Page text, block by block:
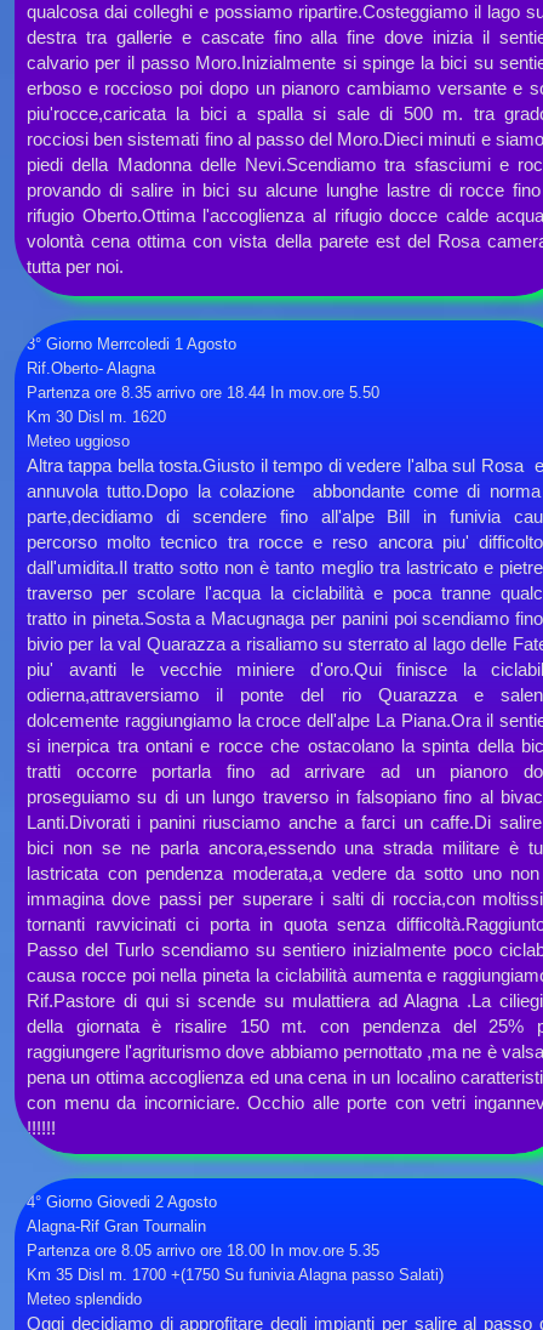
qualcosa dai colleghi e possiamo ripartire.Costeggiamo il lago
destra tra gallerie e cascate fino alla fine dove inizia il
calvario per il passo Moro.Inizialmente si spinge la bici su
erboso e roccioso poi dopo un pianoro cambiamo versante e
piu'rocce,caricata la bici a spalla si sale di 500 m. tra
rocciosi ben sistemati fino al passo del Moro.Dieci minuti e
piedi della Madonna delle Nevi.Scendiamo tra sfasciumi e
provando di salire in bici su alcune lunghe lastre di rocce
rifugio Oberto.Ottima l'accoglienza al rifugio docce calde
volontà cena ottima con vista della parete est del Rosa
tutta per noi.
3° Giorno Merrcoledi 1 Agosto
Rif.Oberto- Alagna
Partenza ore 8.35 arrivo ore 18.44 In mov.ore 5.50
Km 30 Disl m. 1620
Meteo uggioso
Altra tappa bella tosta.Giusto il tempo di vedere l'alba sul Rosa
annuvola tutto.Dopo la colazione abbondante come di
parte,decidiamo di scendere fino all'alpe Bill in funivia
percorso molto tecnico tra rocce e reso ancora piu'
dall'umidita.Il tratto sotto non è tanto meglio tra lastricato e
traverso per scolare l'acqua la ciclabilità e poca tranne
tratto in pineta.Sosta a Macugnaga per panini poi scendiamo
bivio per la val Quarazza a risaliamo su sterrato al lago delle
piu' avanti le vecchie miniere d'oro.Qui finisce la
odierna,attraversiamo il ponte del rio Quarazza e
dolcemente raggiungiamo la croce dell'alpe La Piana.Ora il
si inerpica tra ontani e rocce che ostacolano la spinta della
tratti occorre portarla fino ad arrivare ad un pianoro
proseguiamo su di un lungo traverso in falsopiano fino al
Lanti.Divorati i panini riusciamo anche a farci un caffe.Di
bici non se ne parla ancora,essendo una strada militare è
lastricata con pendenza moderata,a vedere da sotto uno
immagina dove passi per superare i salti di roccia,con
tornanti ravvicinati ci porta in quota senza
Passo del Turlo scendiamo su sentiero inizialmente poco
causa rocce poi nella pineta la ciclabilità aumenta e
Rif.Pastore di qui si scende su mulattiera ad Alagna .La
della giornata è risalire 150 mt. con pendenza del 25%
raggiungere l'agriturismo dove abbiamo pernottato ,ma ne è
pena un ottima accoglienza ed una cena in un localino
con menu da incorniciare. Occhio alle porte con vetri
!!!!!!
4° Giorno Giovedi 2 Agosto
Alagna-Rif Gran Tournalin
Partenza ore 8.05 arrivo ore 18.00 In mov.ore 5.35
Km 35 Disl m. 1700 +(1750 Su funivia Alagna passo Salati)
Meteo splendido
Oggi decidiamo di approfitare degli impianti per salire al passo